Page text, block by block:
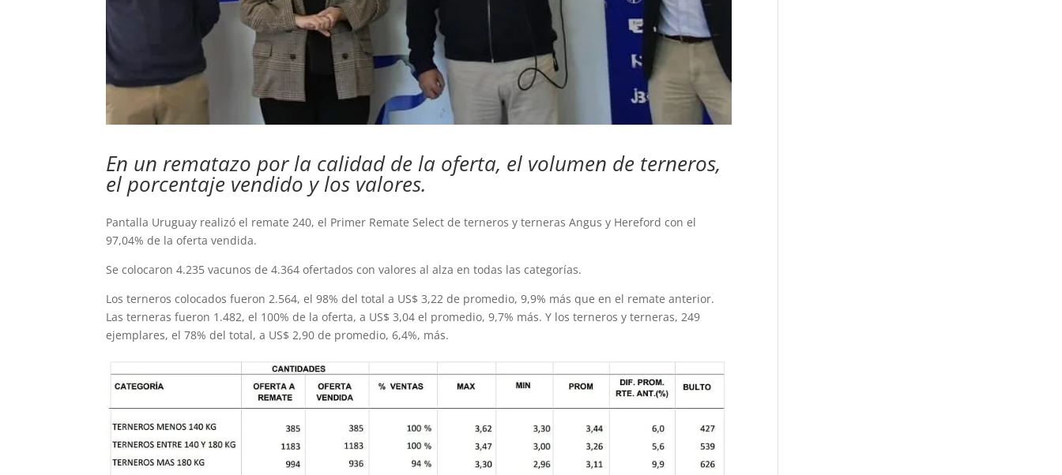
En un rematazo por la calidad de la oferta, el volumen de terneros,
el porcentaje vendido y los valores.
Pantalla Uruguay realizó el remate 240, el Primer Remate Select de terneros y terneras Angus y Hereford con el
97,04% de la oferta vendida.
Se colocaron 4.235 vacunos de 4.364 ofertados con valores al alza en todas las categorías.
Los terneros colocados fueron 2.564, el 98% del total a US$ 3,22 de promedio, 9,9% más que en el remate anterior.
Las terneras fueron 1.482, el 100% de la oferta, a US$ 3,04 el promedio, 9,7% más. Y los terneros y terneras, 249
ejemplares, el 78% del total, a US$ 2,90 de promedio, 6,4%, más.